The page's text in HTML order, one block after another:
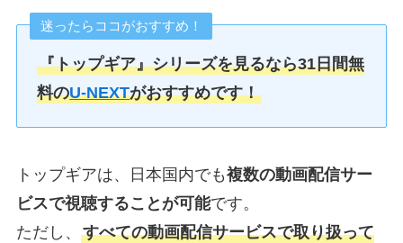
迷ったらココがおすすめ！
『トップギア』シリーズを見るなら31日間無
料のU-NEXTがおすすめです！
トップギアは、日本国内でも複数の動画配信サー
ビスで視聴することが可能です。
ただし、 すべての動画配信サービスで取り扱って